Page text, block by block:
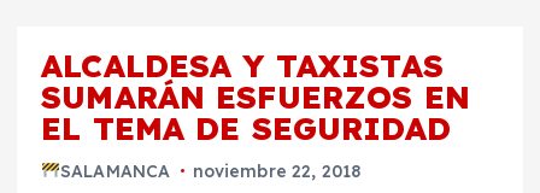
ALCALDESA Y TAXISTAS
SUMARÁN ESFUERZOS EN
EL TEMA DE SEGURIDAD
SALAMANCA noviembre 22, 2018